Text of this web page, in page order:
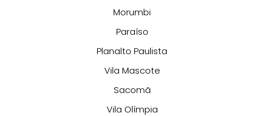
Morumbi
Paraíso
Planalto Paulista
Vila Mascote
Sacomã
Vila Olímpia